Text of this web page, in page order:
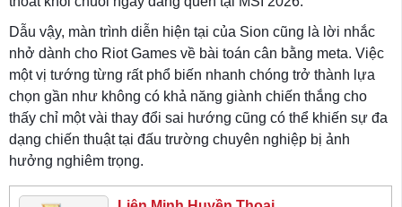
Dẫu vậy, màn trình diễn hiện tại của Sion cũng là lời nhắc
nhở dành cho Riot Games về bài toán cân bằng meta. Việc
một vị tướng từng rất phổ biến nhanh chóng trở thành lựa
chọn gần như không có khả năng giành chiến thắng cho
thấy chỉ một vài thay đổi sai hướng cũng có thể khiến sự đa
dạng chiến thuật tại đấu trường chuyên nghiệp bị ảnh
hưởng nghiêm trọng.